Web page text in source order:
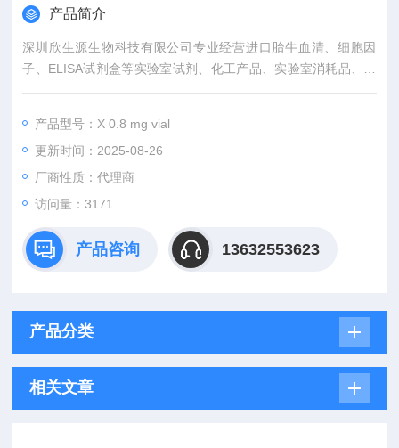
产品简介
深圳欣生源生物科技有限公司专业经营进口胎牛血清、细胞因
子、ELISA试剂盒等实验室试剂、化工产品、实验室消耗品、实
验室耗材以及实验室器材。产品涉及分子生物学、细胞生物学、
床应用等领域。如HFX1010凝血因子。
如有任何对Enzyme Research Laboratories抗体公司代理的需
要，咨询，了解。
产品型号：X 0.8 mg vial
更新时间：2025-08-26
厂商性质：代理商
访问量：3171
产品咨询 13632553623
产品分类
相关文章